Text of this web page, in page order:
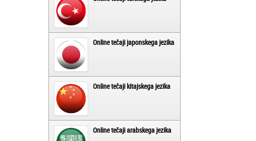
Online tečaji japonskega jezika
Online tečaji kitajskega jezika
Online tečaji arabskega jezika